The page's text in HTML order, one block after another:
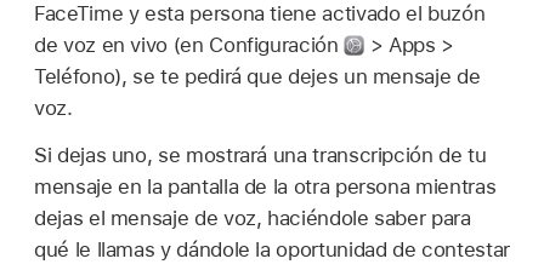
FaceTime y esta persona tiene activado el buzón
de voz en vivo (en Configuración
> Apps >
Teléfono), se te pedirá que dejes un mensaje de
voz.
Si dejas uno, se mostrará una transcripción de tu
mensaje en la pantalla de la otra persona mientras
dejas el mensaje de voz, haciéndole saber para
qué le llamas y dándole la oportunidad de contestar